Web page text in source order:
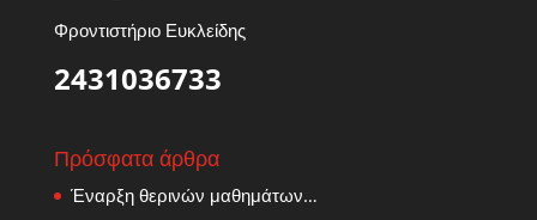
Φροντιστήριο Ευκλείδης
2431036733
Πρόσφατα άρθρα
Έναρξη θερινών μαθημάτων…